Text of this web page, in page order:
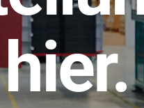
hier.
Das
robust,